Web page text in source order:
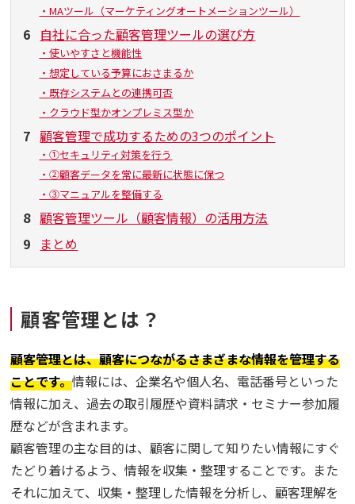
・MAツール（マーケティングオートメーションツール）
6 自社に合った顧客管理ツールの選び方
・使いやすさと機能性
・想定している予算におさまるか
・既存システムとの連携可否
・クラウド型かオンプレミス型か
7 顧客管理で成功するための3つのポイント
・①セキュリティ対策を行う
・②顧客データを常に最新に状態に保つ
・③マニュアルを整備する
8 顧客管理ツール（顧客情報）の活用方法
9
まとめ
顧客管理とは？
顧客管理とは、顧客につながるさまざまな情報を管理する
ことです。情報には、企業名や個人名、電話番号といった
情報に加え、過去の取引履歴や資料請求・セミナー参加履
歴などが含まれます。
顧客管理の主な目的は、顧客に関して知りたい情報にすぐ
たどり着けるよう、情報を収集・整理することです。また
それに加えて、収集・整理した情報を分析し、顧客理解を